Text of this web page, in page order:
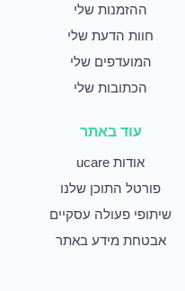
ההזמנות שלי
חוות הדעת שלי
המועדפים שלי
הכתובות שלי
עוד באתר
אודות ucare
פורטל התוכן שלנו
שיתופי פעולה עסקיים
אבטחת מידע באתר